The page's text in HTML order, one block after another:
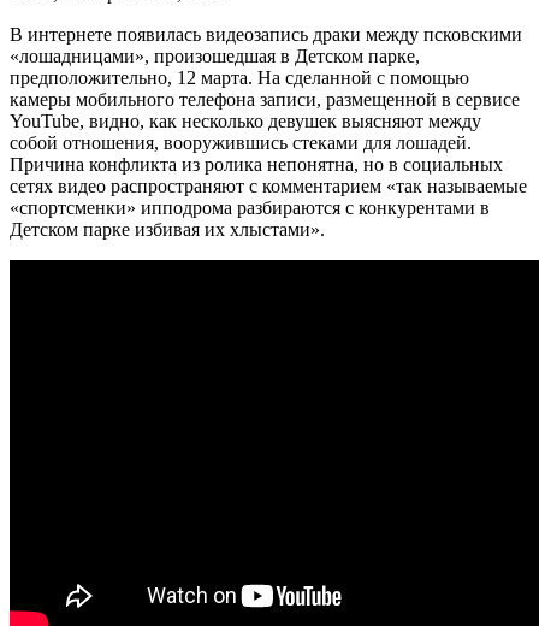
В интернете появилась видеозапись драки между псковскими
«лошадницами», произошедшая в Детском парке,
предположительно, 12 марта. На сделанной с помощью
камеры мобильного телефона записи, размещенной в сервисе
YouTube, видно, как несколько девушек выясняют между
собой отношения, вооружившись стеками для лошадей.
Причина конфликта из ролика непонятна, но в социальных
сетях видео распространяют с комментарием «так называемые
«спортсменки» ипподрома разбираются с конкурентами в
Детском парке избивая их хлыстами».